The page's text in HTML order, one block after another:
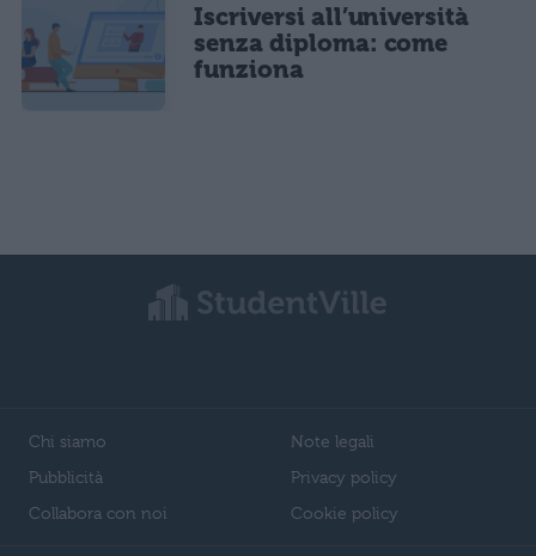
Iscriversi all’università
senza diploma: come
funziona
Chi siamo
Pubblicità
Collabora con noi
Note legali
Privacy policy
Cookie policy